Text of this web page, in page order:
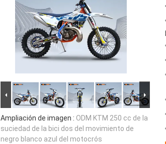
Ampliación de imagen : ODM KTM 250 cc de la
suciedad de la bici dos del movimiento de
negro blanco azul del motocrós